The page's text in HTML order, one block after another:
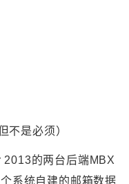
不是必须）
的两台后端MBX
系统自建的邮箱数据